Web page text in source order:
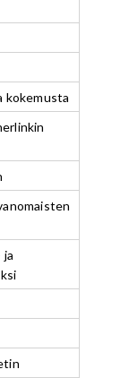
kokemusta
ja